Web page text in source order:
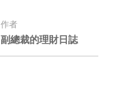
作者
副總裁的理財日誌